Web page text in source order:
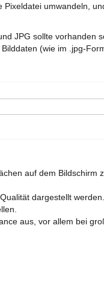
Pixeldatei umwandeln,
JPG sollte vorhanden
(wie im .jpg-
auf dem Bildschirm
dargestellt werden.
aus, vor allem bei